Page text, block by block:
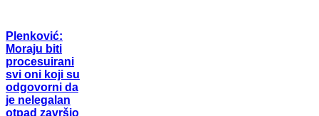
Plenković:
Moraju biti
procesuirani
svi oni koji su
odgovorni da
je nelegalan
otpad završio